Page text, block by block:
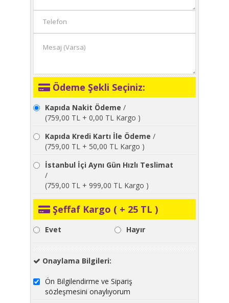
Ödeme Şekli Seçiniz:
Kapıda Nakit Ödeme /
(759,00 TL + 0,00 TL Kargo )
Kapıda Kredi Kartı İle Ödeme /
(759,00 TL + 50,00 TL Kargo )
İstanbul İçi Aynı Gün Hızlı Teslimat
/
(759,00 TL + 999,00 TL Kargo )
Şeffaf Kargo ( + 25 TL )
Evet Hayır
Onaylama Bilgileri:
Ön Bilgilendirme ve Sipariş
sözleşmesini onaylıyorum